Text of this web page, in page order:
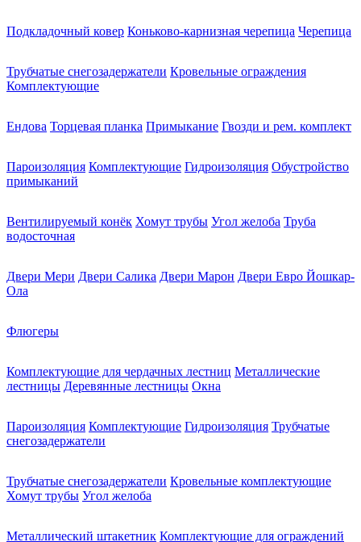
Подкладочный ковер Коньково-карнизная черепица Черепица
Трубчатые снегозадержатели Кровельные ограждения
Комплектующие
Ендова Торцевая планка Примыкание Гвозди и рем. комплект
Пароизоляция Комплектующие Гидроизоляция Обустройство
примыканий
Вентилируемый конёк Хомут трубы Угол желоба Труба
водосточная
Двери Мери Двери Салика Двери Марон Двери Евро Йошкар-
Ола
Флюгеры
Комплектующие для чердачных лестниц Металлические
лестницы Деревянные лестницы Окна
Пароизоляция Комплектующие Гидроизоляция Трубчатые
снегозадержатели
Трубчатые снегозадержатели Кровельные комплектующие
Хомут трубы Угол желоба
Металлический штакетник Комплектующие для ограждений